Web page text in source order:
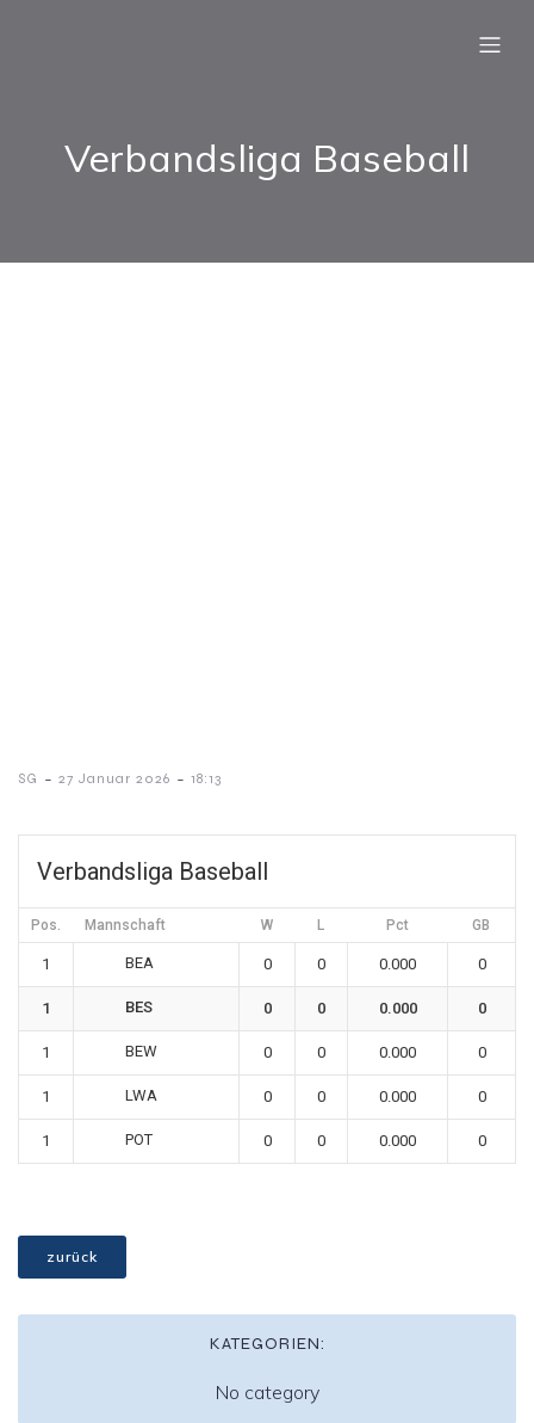
Verbandsliga Baseball
SG - 27 Januar 2026 - 18:13
Verbandsliga Baseball
Pos. Mannschaft W L Pct GB
1 BEA 0 0 0.000 0
1 BES 0 0 0.000 0
1 BEW 0 0 0.000 0
1 LWA 0 0 0.000 0
1 POT 0 0 0.000 0
zurück
KATEGORIEN:
No category